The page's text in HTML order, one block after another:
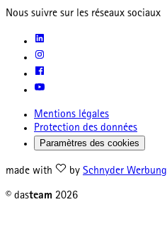
Nous suivre sur les réseaux sociaux
Mentions légales
Protection des données
Paramètres des cookies
made with by Schnyder Werbung
© dasteam 2026